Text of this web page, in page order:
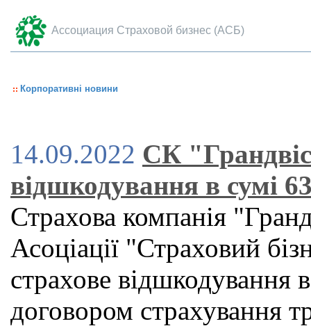
Ассоциация Страховой бизнес (АСБ)
Корпоративні новини
14.09.2022 СК
відшкодування в сумі
Страхова компанія
Асоціації "Страховий
страхове відшкодування
договором страхування